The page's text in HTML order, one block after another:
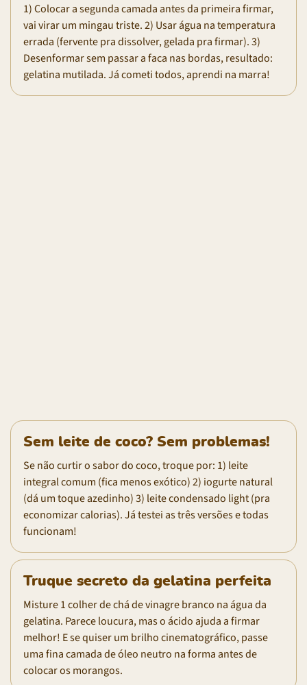
1) Colocar a segunda camada antes da primeira firmar,
vai virar um mingau triste. 2) Usar água na temperatura
errada (fervente pra dissolver, gelada pra firmar). 3)
Desenformar sem passar a faca nas bordas, resultado:
gelatina mutilada. Já cometi todos, aprendi na marra!
Sem leite de coco? Sem problemas!
Se não curtir o sabor do coco, troque por: 1) leite
integral comum (fica menos exótico) 2) iogurte natural
(dá um toque azedinho) 3) leite condensado light (pra
economizar calorias). Já testei as três versões e todas
funcionam!
Truque secreto da gelatina perfeita
Misture 1 colher de chá de vinagre branco na água da
gelatina. Parece loucura, mas o ácido ajuda a firmar
melhor! E se quiser um brilho cinematográfico, passe
uma fina camada de óleo neutro na forma antes de
colocar os morangos.